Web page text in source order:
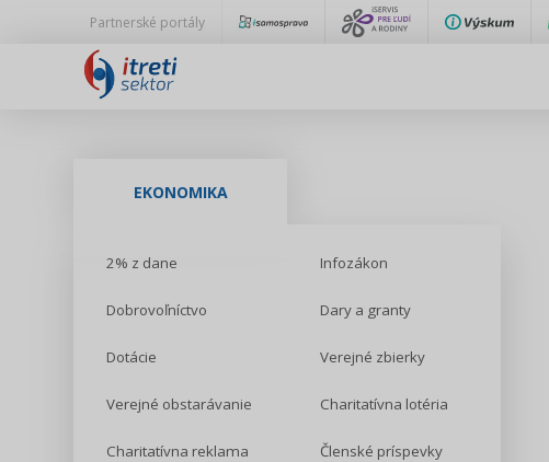
Partnerské portály
EKONOMIKA
2% z dane Infozákon
Dobrovoľníctvo Dary a granty
Dotácie Verejné zbierky
Verejné obstarávanie Charitatívna lotéria
Charitatívna reklama Členské príspevky